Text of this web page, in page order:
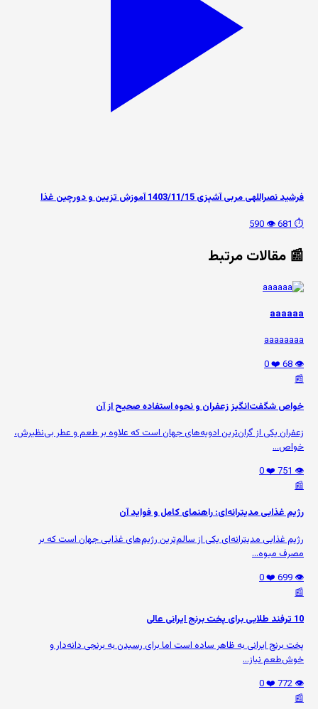
فرشید نصراللهی مربی آشپزی 1403/11/15 آموزش تزیین و دورچین غذا
⏱️ 681
👁️ 590
📰 مقالات مرتبط
aaaaaa
aaaaaaaa
👁️ 68
❤️ 0
📰
خواص شگفت‌انگیز زعفران و نحوه استفاده صحیح از آن
زعفران یکی از گران‌ترین ادویه‌های جهان است که علاوه بر طعم و عطر بی‌نظیرش،
خواص...
👁️ 751
❤️ 0
📰
رژیم غذایی مدیترانه‌ای: راهنمای کامل و فواید آن
رژیم غذایی مدیترانه‌ای یکی از سالم‌ترین رژیم‌های غذایی جهان است که بر
مصرف میوه‌...
👁️ 699
❤️ 0
📰
10 ترفند طلایی برای پخت برنج ایرانی عالی
پخت برنج ایرانی به ظاهر ساده است اما برای رسیدن به برنجی دانه‌دار و
خوش‌طعم نیاز...
👁️ 772
❤️ 0
📰